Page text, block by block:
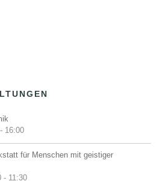
- 16:00
für Menschen mit geistiger
- 11:30